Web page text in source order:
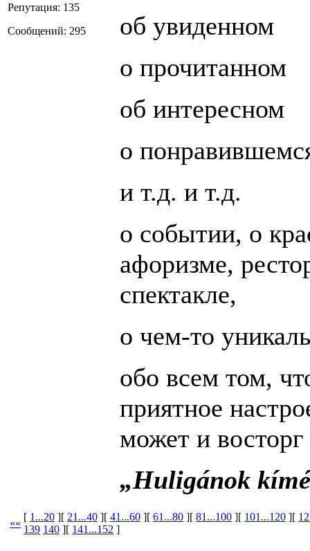
Репутация: 135
Сообщений: 295
об увиденном
о прочитанном
об интересном
о
и т.д. и т.д.
о событии, о
афоризме,
спектакле,
о чем-то
обо всем том,
приятное
может и восторг
„Huligánok
««
[ 1...20 ][ 21...40 ][ 41...60 ][ 61...80 ][ 81...100 ][ 101...120 ][
139 140 ][ 141...152 ]